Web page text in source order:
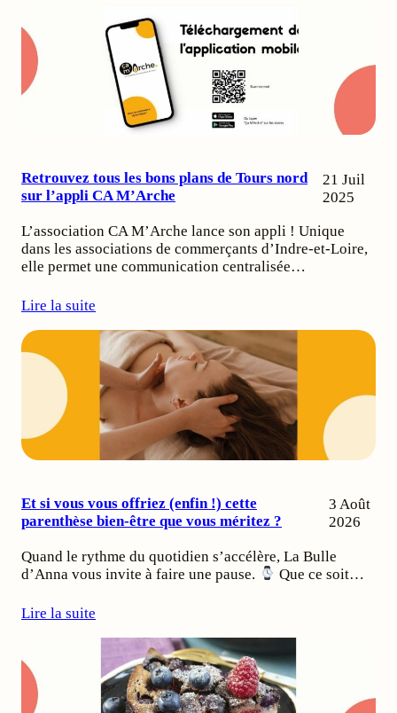
Retrouvez tous les bons plans de Tours nord
sur l’appli CA M’Arche
21 Juil
2025
L’association CA M’Arche lance son appli ! Unique
dans les associations de commerçants d’Indre-et-Loire,
elle permet une communication centralisée…
Lire la suite
Et si vous vous offriez (enfin !) cette
parenthèse bien-être que vous méritez ?
3 Août
2026
Quand le rythme du quotidien s’accélère, La Bulle
d’Anna vous invite à faire une pause.
Que ce soit…
Lire la suite